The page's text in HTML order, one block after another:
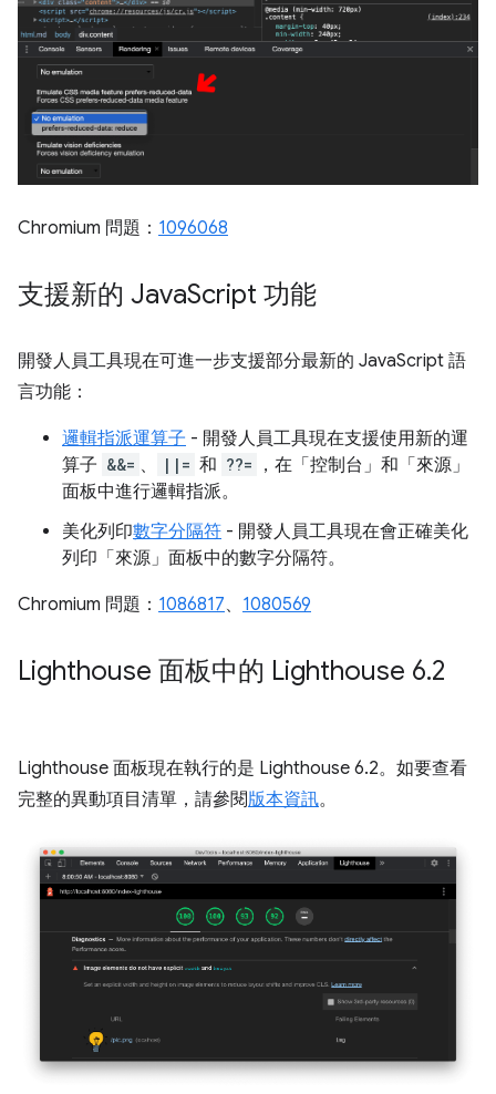
Chromium 問題： 1096068
支援新的 JavaScript 功能
開發人員工具現在可進一步支援部分最新的 JavaScript 語
言功能：
邏輯指派運算子 - 開發人員工具現在支援使用新的運
算子 &&= 、 ||= 和 ??=
，在「控制台」和「來源」
面板中進行邏輯指派。
美化列印數字分隔符 - 開發人員工具現在會正確美化
列印「來源」面板中的數字分隔符。
Chromium 問題： 1086817、 1080569
Lighthouse 面板中的 Lighthouse 6.2
Lighthouse 面板現在執行的是 Lighthouse 6.2。如要查看
完整的異動項目清單，請參閱版本資訊。